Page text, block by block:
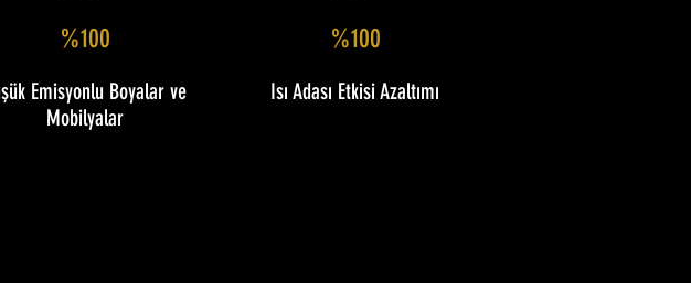
%100
Emisyonlu Boyalar ve
Mobilyalar
%100
Isı Adası Etkisi Azaltımı